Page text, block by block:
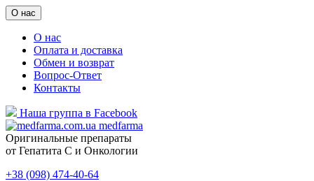
О нас
О нас
Оплата и доставка
Обмен и возврат
Вопрос-Ответ
Контакты
Наша группа в Facebook
medfarma
Оригинальные препараты
от Гепатита С и Онкологии
+38 (098) 474-40-64